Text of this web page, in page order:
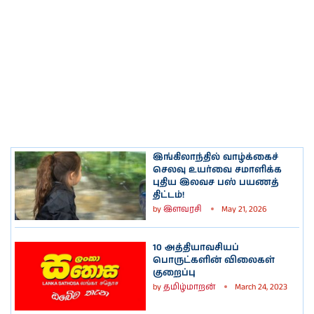
இங்கிலாந்தில் வாழ்க்கைச்
செலவு உயர்வை சமாளிக்க
புதிய இலவச பஸ் பயணத்
திட்டம்!
byஇளவரசி May 21, 2026
10 அத்தியாவசியப்
பொருட்களின் விலைகள்
குறைப்பு
byதமிழ்மாறன் March 24, 2023